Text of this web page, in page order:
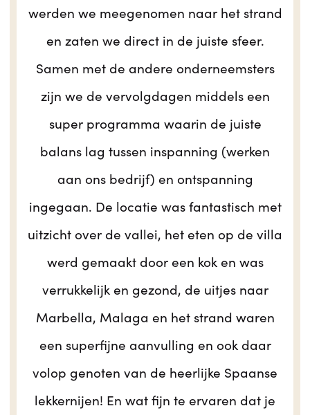
werden we meegenomen naar het strand
en zaten we direct in de juiste sfeer.
Samen met de andere onderneemsters
zijn we de vervolgdagen middels een
super programma waarin de juiste
balans lag tussen inspanning (werken
aan ons bedrijf) en ontspanning
ingegaan. De locatie was fantastisch met
uitzicht over de vallei, het eten op de villa
werd gemaakt door een kok en was
verrukkelijk en gezond, de uitjes naar
Marbella, Malaga en het strand waren
een superfijne aanvulling en ook daar
volop genoten van de heerlijke Spaanse
lekkernijen! En wat fijn te ervaren dat je